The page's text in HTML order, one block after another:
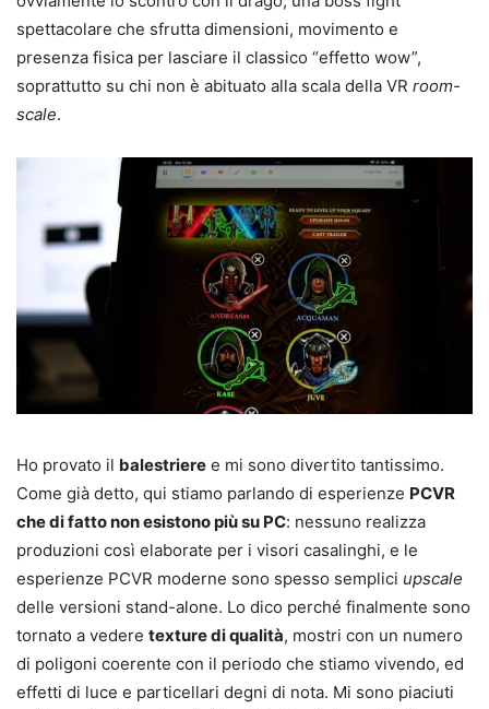
spettacolare che sfrutta dimensioni, movimento e
presenza fisica per lasciare il classico “effetto wow”,
soprattutto su chi non è abituato alla scala della VR room-
scale.
Ho provato il balestriere e mi sono divertito tantissimo.
Come già detto, qui stiamo parlando di esperienze PCVR
che di fatto non esistono più su PC: nessuno realizza
produzioni così elaborate per i visori casalinghi, e le
esperienze PCVR moderne sono spesso semplici upscale
delle versioni stand-alone. Lo dico perché finalmente sono
tornato a vedere texture di qualità, mostri con un numero
di poligoni coerente con il periodo che stiamo vivendo, ed
effetti di luce e particellari degni di nota. Mi sono piaciuti